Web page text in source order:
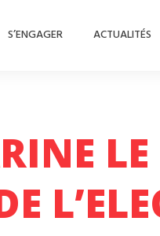
S’ENGAGER ACTUALITÉS
LE